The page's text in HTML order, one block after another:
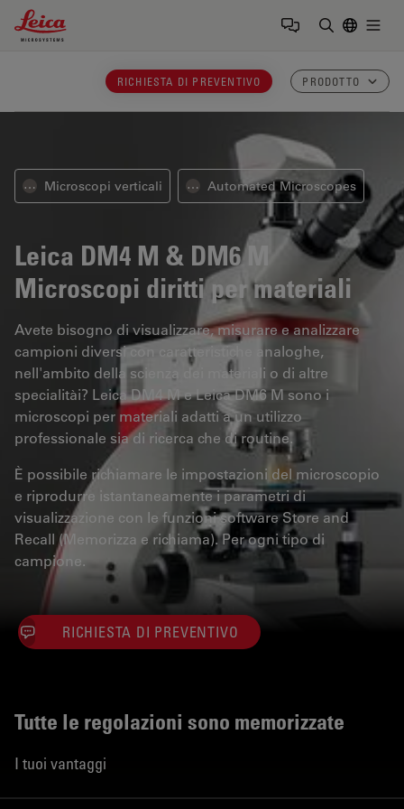
Leica Microsystems Logo
RICHIESTA DI PREVENTIVO PRODOTTO
⋯ Microscopi verticali ⋯ Automated Microscopes
Leica DM4 M & DM6 M
Microscopi diritti per materiali
Avete bisogno di visualizzare, misurare e analizzare
campioni diversi con caratteristiche analoghe,
nell'ambito della scienza dei materiali o di altre
specialitài? Leica DM4 M e Leica DM6 M sono i
microscopi per materiali adatti a un utilizzo
professionale sia di ricerca che di routine.
È possibile richiamare le impostazioni del microscopio
e riprodurre istantaneamente i parametri di
visualizzazione con le funzioni software Store and
Recall (Memorizza e richiama). Per ogni tipo di
campione.
RICHIESTA DI PREVENTIVO
Tutte le regolazioni sono memorizzate
I tuoi vantaggi